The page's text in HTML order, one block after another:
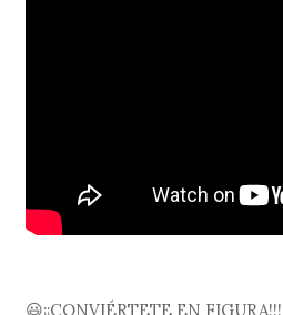
😃¡¡CONVIÉRTETE EN